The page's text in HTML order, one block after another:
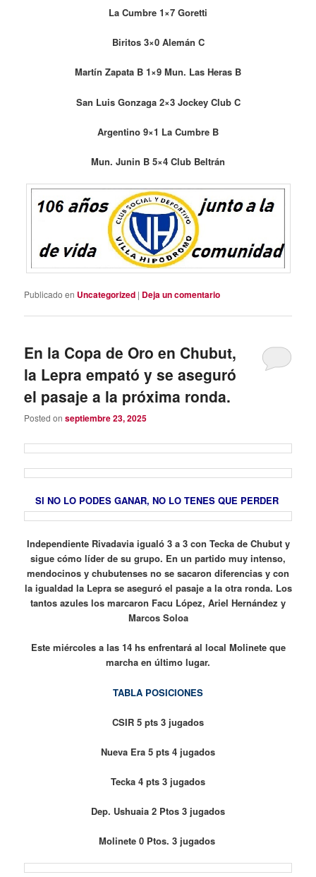
La Cumbre 1×7 Goretti
Biritos 3×0 Alemán C
Martín Zapata B 1×9 Mun. Las Heras B
San Luis Gonzaga 2×3 Jockey Club C
Argentino 9×1 La Cumbre B
Mun. Junin B 5×4 Club Beltrán
Publicado en Uncategorized | Deja un comentario
En la Copa de Oro en Chubut,
la Lepra empató y se aseguró
el pasaje a la próxima ronda.
Posted onseptiembre 23, 2025
SI NO LO PODES GANAR, NO LO TENES QUE PERDER
Independiente Rivadavia igualó 3 a 3 con Tecka de Chubut y
sigue cómo líder de su grupo. En un partido muy intenso,
mendocinos y chubutenses no se sacaron diferencias y con
la igualdad la Lepra se aseguró el pasaje a la otra ronda. Los
tantos azules los marcaron Facu López, Ariel Hernández y
Marcos Soloa
Este miércoles a las 14 hs enfrentará al local Molinete que
marcha en último lugar.
TABLA POSICIONES
CSIR 5 pts 3 jugados
Nueva Era 5 pts 4 jugados
Tecka 4 pts 3 jugados
Dep. Ushuaia 2 Ptos 3 jugados
Molinete 0 Ptos. 3 jugados